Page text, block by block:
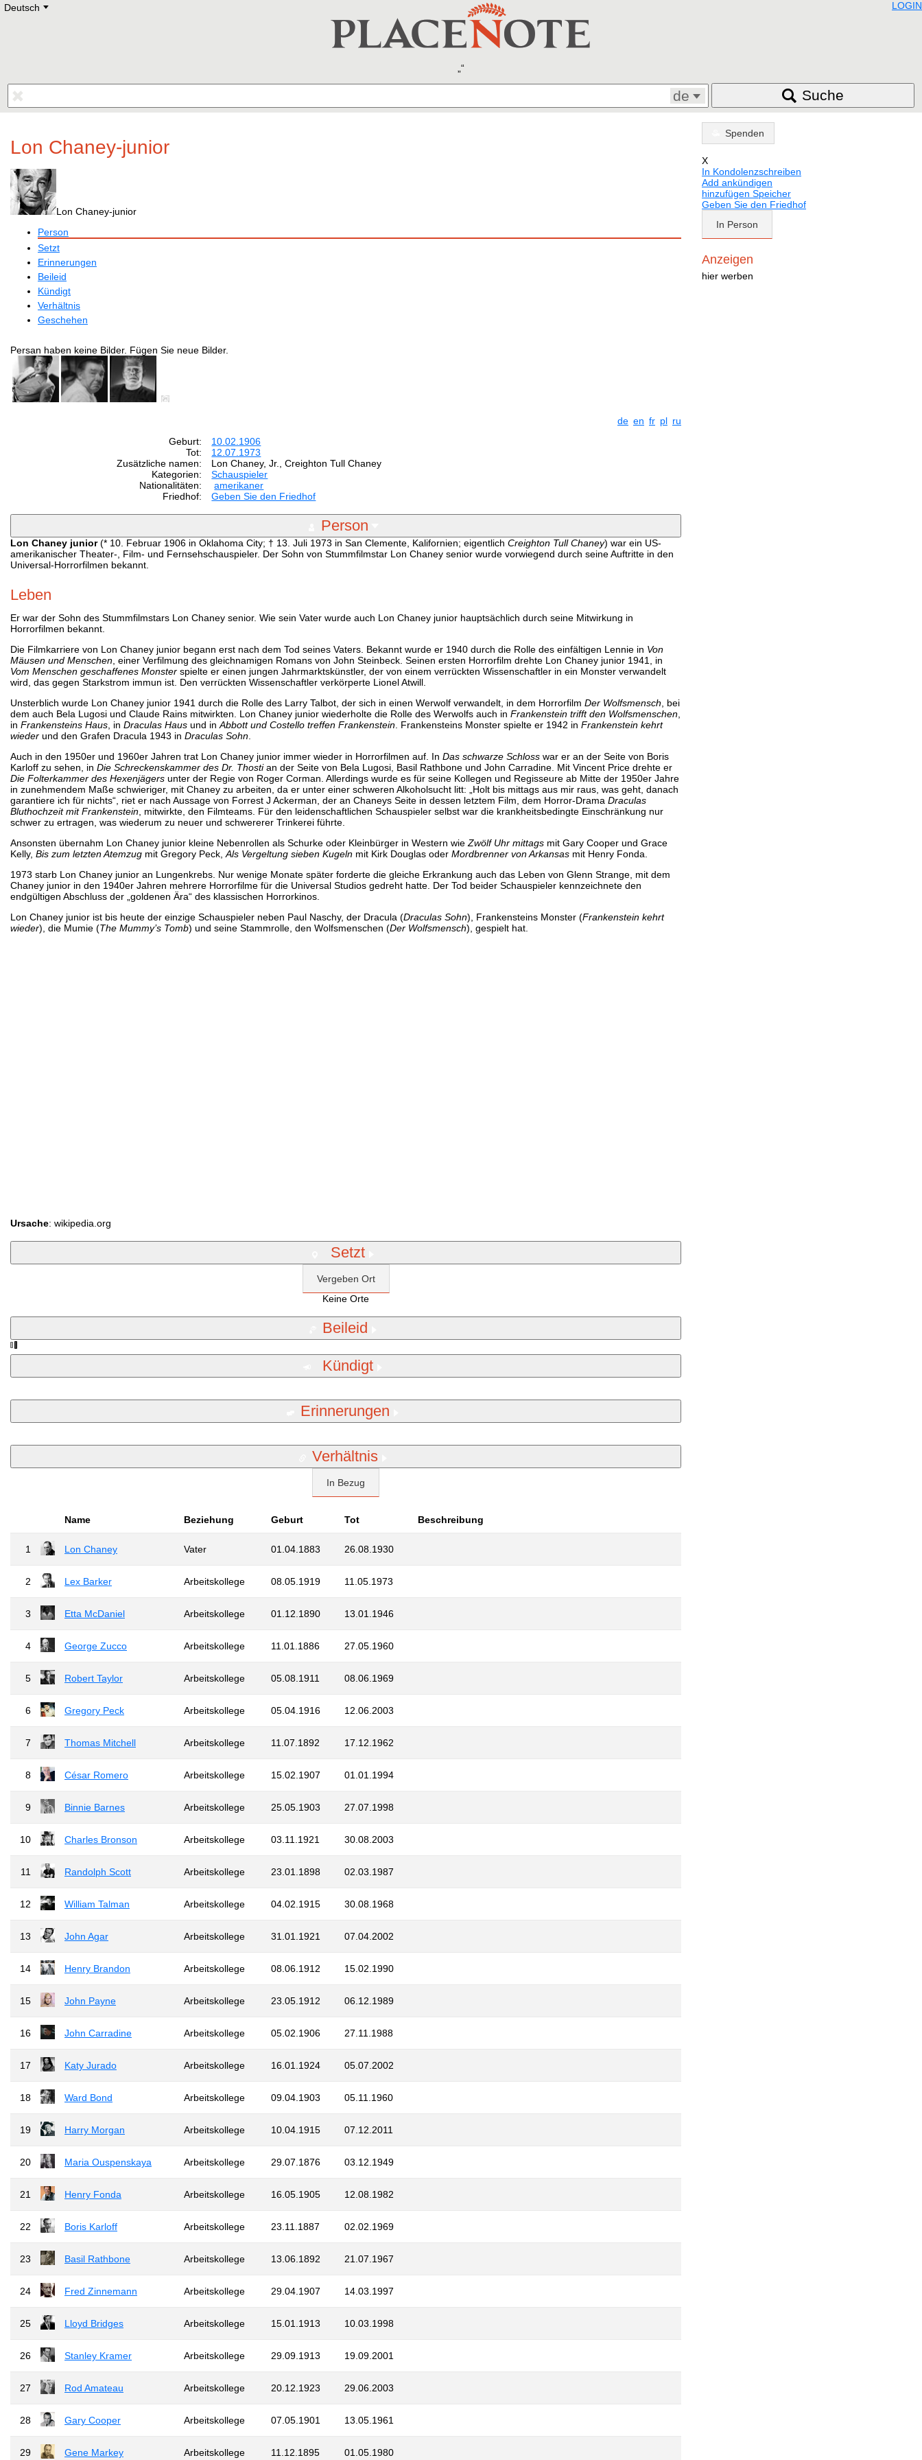
Deutsch E
Deutsch
Polski
Hebrew
LOGIN
de Suche
Lon Chaney-junior
Lon Chaney-junior
Person
Setzt
Erinnerungen
Beileid
Kündigt
Verhältnis
Geschehen
Persan haben keine Bilder. Fügen Sie neue Bilder.
de en fr pl ru
Geburt:
10.02.1906
Tot:
12.07.1973
Zusätzliche namen:
Lon Chaney, Jr., Creighton Tull Chaney
Kategorien:
Schauspieler
Nationalitäten:
amerikaner
Friedhof:
Geben Sie den Friedhof
Person
Lon Chaney junior(* 10. Februar 1906 in Oklahoma City; † 13. Juli 1973 in San Clemente, Kalifornien; eigentlich Creighton Tull Chaney) war ein US-
amerikanischer Theater-, Film- und Fernsehschauspieler. Der Sohn von Stummfilmstar Lon Chaney senior wurde vorwiegend durch seine Auftritte in den
Universal-Horrorfilmen bekannt.
Leben
Er war der Sohn des Stummfilmstars Lon Chaney senior. Wie sein Vater wurde auch Lon Chaney junior hauptsächlich durch seine Mitwirkung in
Horrorfilmen bekannt.
Die Filmkarriere von Lon Chaney junior begann erst nach dem Tod seines Vaters. Bekannt wurde er 1940 durch die Rolle des einfältigen Lennie in Von
Mäusen und Menschen , einer Verfilmung des gleichnamigen Romans von John Steinbeck. Seinen ersten Horrorfilm drehte Lon Chaney junior 1941, in
Vom Menschen geschaffenes Monster spielte er einen jungen Jahrmarktskünstler, der von einem verrückten Wissenschaftler in ein Monster verwandelt
wird, das gegen Starkstrom immun ist. Den verrückten Wissenschaftler verkörperte Lionel Atwill.
Unsterblich wurde Lon Chaney junior 1941 durch die Rolle des Larry Talbot, der sich in einen Werwolf verwandelt, in dem Horrorfilm Der Wolfsmensch , bei
dem auch Bela Lugosi und Claude Rains mitwirkten. Lon Chaney junior wiederholte die Rolle des Werwolfs auch in Frankenstein trifft den Wolfsmenschen
in Frankensteins Haus , in Draculas Haus und in Abbott und Costello treffen Frankenstein . Frankensteins Monster spielte er 1942 in Frankenstein kehrt
wieder und den Grafen Dracula 1943 in Draculas Sohn
Auch in den 1950er und 1960er Jahren trat Lon Chaney junior immer wieder in Horrorfilmen auf. In Das schwarze Schloss war er an der Seite von Boris
Karloff zu sehen, in Die Schreckenskammer des Dr. Thostian der Seite von Bela Lugosi, Basil Rathbone und John Carradine. Mit Vincent Price drehte er
Die Folterkammer des Hexenjägers unter der Regie von Roger Corman. Allerdings wurde es für seine Kollegen und Regisseure ab Mitte der 1950er Jahre
in zunehmendem Maße schwieriger, mit Chaney zu arbeiten, da er unter einer schweren Alkoholsucht litt: „Holt bis mittags aus mir raus, was geht, danach
garantiere ich für nichts“, riet er nach Aussage von Forrest J Ackerman, der an Chaneys Seite in dessen letztem Film, dem Horror-Drama Draculas
Bluthochzeit mit Frankenstein , mitwirkte, den Filmteams. Für den leidenschaftlichen Schauspieler selbst war die krankheitsbedingte Einschränkung nur
schwer zu ertragen, was wiederum zu neuer und schwererer Trinkerei führte.
Ansonsten übernahm Lon Chaney junior kleine Nebenrollen als Schurke oder Kleinbürger in Western wie Zwölf Uhr mittags mit Gary Cooper und Grace
Kelly, Bis zum letzten Atemzug mit Gregory Peck, Als Vergeltung sieben Kugeln mit Kirk Douglas oder Mordbrenner von Arkansas mit Henry Fonda.
1973 starb Lon Chaney junior an Lungenkrebs. Nur wenige Monate später forderte die gleiche Erkrankung auch das Leben von Glenn Strange, mit dem
Chaney junior in den 1940er Jahren mehrere Horrorfilme für die Universal Studios gedreht hatte. Der Tod beider Schauspieler kennzeichnete den
endgültigen Abschluss der „goldenen Ära“ des klassischen Horrorkinos.
Lon Chaney junior ist bis heute der einzige Schauspieler neben Paul Naschy, der Dracula (Draculas Sohn), Frankensteins Monster (Frankenstein kehrt
wieder), die Mumie (The Mummy’s Tomb) und seine Stammrolle, den Wolfsmenschen (Der Wolfsmensch), gespielt hat.
Ursache: wikipedia.org
Setzt
Vergeben Ort
Keine Orte
Beileid
Kündigt
Erinnerungen
Verhältnis
In Bezug
Name Beziehung Geburt Tot Beschreibung
1 Lon Chaney Vater 01.04.1883 26.08.1930
2 Lex Barker Arbeitskollege 08.05.1919 11.05.1973
3 Etta McDaniel Arbeitskollege 01.12.1890 13.01.1946
4 George Zucco Arbeitskollege 11.01.1886 27.05.1960
5 Robert Taylor Arbeitskollege 05.08.1911 08.06.1969
6 Gregory Peck Arbeitskollege 05.04.1916 12.06.2003
7 Thomas Mitchell Arbeitskollege 11.07.1892 17.12.1962
8 César Romero Arbeitskollege 15.02.1907 01.01.1994
9 Binnie Barnes Arbeitskollege 25.05.1903 27.07.1998
10 Charles Bronson Arbeitskollege 03.11.1921 30.08.2003
11 Randolph Scott Arbeitskollege 23.01.1898 02.03.1987
12 William Talman Arbeitskollege 04.02.1915 30.08.1968
13 John Agar Arbeitskollege 31.01.1921 07.04.2002
14 Henry Brandon Arbeitskollege 08.06.1912 15.02.1990
15 John Payne Arbeitskollege 23.05.1912 06.12.1989
16 John Carradine Arbeitskollege 05.02.1906 27.11.1988
17 Katy Jurado Arbeitskollege 16.01.1924 05.07.2002
18 Ward Bond Arbeitskollege 09.04.1903 05.11.1960
19 Harry Morgan Arbeitskollege 10.04.1915 07.12.2011
20 Maria Ouspenskaya Arbeitskollege 29.07.1876 03.12.1949
21 Henry Fonda Arbeitskollege 16.05.1905 12.08.1982
22 Boris Karloff Arbeitskollege 23.11.1887 02.02.1969
23 Basil Rathbone Arbeitskollege 13.06.1892 21.07.1967
24 Fred Zinnemann Arbeitskollege 29.04.1907 14.03.1997
25 Lloyd Bridges Arbeitskollege 15.01.1913 10.03.1998
26 Stanley Kramer Arbeitskollege 29.09.1913 19.09.2001
27 Rod Amateau Arbeitskollege 20.12.1923 29.06.2003
28 Gary Cooper Arbeitskollege 07.05.1901 13.05.1961
29 Gene Markey Arbeitskollege 11.12.1895 01.05.1980
Spenden
X
In Kondolenzschreiben
Add ankündigen
hinzufügen Speicher
Geben Sie den Friedhof
In Person
Anzeigen
hier werben